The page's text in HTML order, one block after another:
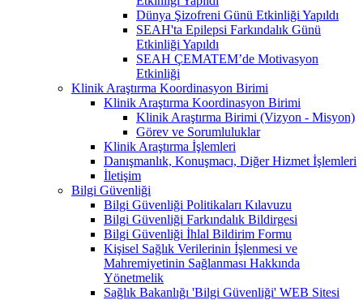
Dünya Şizofreni Günü Etkinliği Yapıldı
SEAH'ta Epilepsi Farkındalık Günü
Etkinliği Yapıldı
SEAH ÇEMATEM’de Motivasyon
Etkinliği
Klinik Araştırma Koordinasyon Birimi
Klinik Araştırma Koordinasyon Birimi
Klinik Araştırma Birimi (Vizyon - Misyon)
Görev ve Sorumluluklar
Klinik Araştırma İşlemleri
Danışmanlık, Konuşmacı, Diğer Hizmet İşlemleri
İletişim
Bilgi Güvenliği
Bilgi Güvenliği Politikaları Kılavuzu
Bilgi Güvenliği Farkındalık Bildirgesi
Bilgi Güvenliği İhlal Bildirim Formu
Kişisel Sağlık Verilerinin İşlenmesi ve
Mahremiyetinin Sağlanması Hakkında
Yönetmelik
Sağlık Bakanlığı 'Bilgi Güvenliği' WEB Sitesi